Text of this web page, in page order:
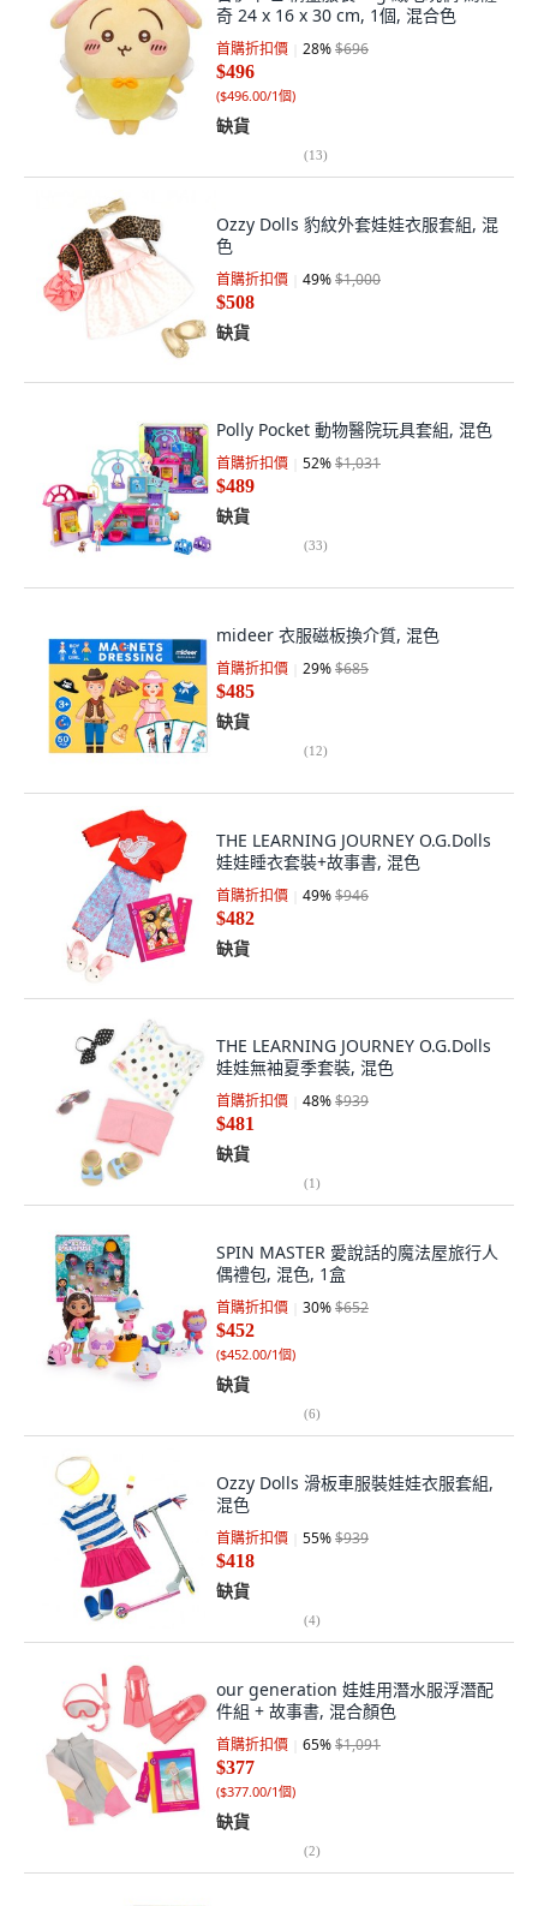
奇 24 x 16 x 30 cm, 1個, 混合色
首購折扣價 28%$696
$496
($496.00/1個)
缺貨
(13)
Ozzy Dolls 豹紋外套娃娃衣服套組, 混
色
首購折扣價 49%$1,000
$508
缺貨
Polly Pocket 動物醫院玩具套組, 混色
首購折扣價 52%$1,031
$489
缺貨
(33)
mideer 衣服磁板換介質, 混色
首購折扣價 29%$685
$485
缺貨
(12)
THE LEARNING JOURNEY O.G.Dolls
娃娃睡衣套裝+故事書, 混色
首購折扣價 49%$946
$482
缺貨
THE LEARNING JOURNEY O.G.Dolls
娃娃無袖夏季套裝, 混色
首購折扣價 48%$939
$481
缺貨
(1)
SPIN MASTER 愛說話的魔法屋旅行人
偶禮包, 混色, 1盒
首購折扣價 30%$652
$452
($452.00/1個)
缺貨
(6)
Ozzy Dolls 滑板車服裝娃娃衣服套組,
混色
首購折扣價 55%$939
$418
缺貨
(4)
our generation 娃娃用潛水服浮潛配
件組 + 故事書, 混合顏色
首購折扣價 65%$1,091
$377
($377.00/1個)
缺貨
(2)